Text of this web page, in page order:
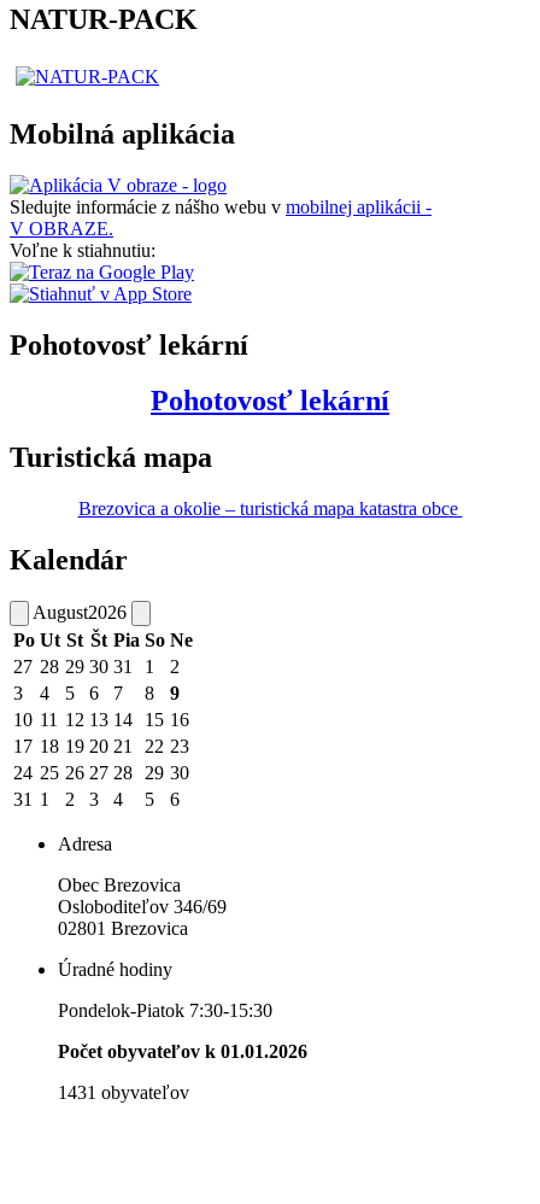
NATUR-PACK
Mobilná aplikácia
Sledujte informácie z nášho webu v mobilnej aplikácii -
V OBRAZE.
Voľne k stiahnutiu:
Pohotovosť lekární
Pohotovosť lekární
Turistická mapa
Brezovica a okolie – turistická mapa katastra obce
Kalendár
August2026
Po Ut St Št Pia So Ne
27 28 29 30 31 1
2
3
4 5 6 7 8
9
10 11 12 13 14 15 16
17 18 19 20 21 22 23
24 25 26 27 28 29 30
31 1 2 3 4 5 6
Adresa
Obec Brezovica
Osloboditeľov 346/69
02801 Brezovica
Úradné hodiny
Pondelok-Piatok 7:30-15:30
Počet obyvateľov k 01.01.2026
1431 obyvateľov